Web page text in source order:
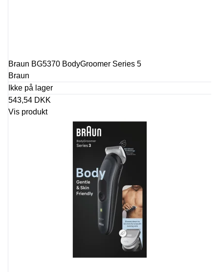
Braun BG5370 BodyGroomer Series 5
Braun
Ikke på lager
543,54 DKK
Vis produkt